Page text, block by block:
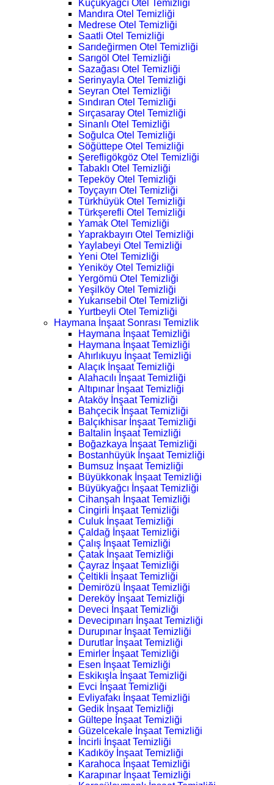
Küçükyağcı Otel Temizliği
Mandıra Otel Temizliği
Medrese Otel Temizliği
Saatli Otel Temizliği
Sarıdeğirmen Otel Temizliği
Sarıgöl Otel Temizliği
Sazağası Otel Temizliği
Serinyayla Otel Temizliği
Seyran Otel Temizliği
Sındıran Otel Temizliği
Sırçasaray Otel Temizliği
Sinanlı Otel Temizliği
Soğulca Otel Temizliği
Söğüttepe Otel Temizliği
Şerefligökgöz Otel Temizliği
Tabaklı Otel Temizliği
Tepeköy Otel Temizliği
Toyçayırı Otel Temizliği
Türkhüyük Otel Temizliği
Türkşerefli Otel Temizliği
Yamak Otel Temizliği
Yaprakbayırı Otel Temizliği
Yaylabeyi Otel Temizliği
Yeni Otel Temizliği
Yeniköy Otel Temizliği
Yergömü Otel Temizliği
Yeşilköy Otel Temizliği
Yukarısebil Otel Temizliği
Yurtbeyli Otel Temizliği
Haymana İnşaat Sonrası Temizlik
Haymana İnşaat Temizliği
Haymana İnşaat Temizliği
Ahırlıkuyu İnşaat Temizliği
Alaçık İnşaat Temizliği
Alahacılı İnşaat Temizliği
Altıpınar İnşaat Temizliği
Ataköy İnşaat Temizliği
Bahçecik İnşaat Temizliği
Balçıkhisar İnşaat Temizliği
Baltalin İnşaat Temizliği
Boğazkaya İnşaat Temizliği
Bostanhüyük İnşaat Temizliği
Bumsuz İnşaat Temizliği
Büyükkonak İnşaat Temizliği
Büyükyağcı İnşaat Temizliği
Cihanşah İnşaat Temizliği
Cingirli İnşaat Temizliği
Culuk İnşaat Temizliği
Çaldağ İnşaat Temizliği
Çalış İnşaat Temizliği
Çatak İnşaat Temizliği
Çayraz İnşaat Temizliği
Çeltikli İnşaat Temizliği
Demirözü İnşaat Temizliği
Dereköy İnşaat Temizliği
Deveci İnşaat Temizliği
Devecipınarı İnşaat Temizliği
Durupınar İnşaat Temizliği
Durutlar İnşaat Temizliği
Emirler İnşaat Temizliği
Esen İnşaat Temizliği
Eskikışla İnşaat Temizliği
Evci İnşaat Temizliği
Evliyafakı İnşaat Temizliği
Gedik İnşaat Temizliği
Gültepe İnşaat Temizliği
Güzelcekale İnşaat Temizliği
İncirli İnşaat Temizliği
Kadıköy İnşaat Temizliği
Karahoca İnşaat Temizliği
Karapınar İnşaat Temizliği